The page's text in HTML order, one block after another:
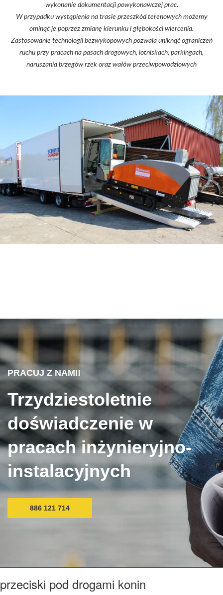
wykonanie dokumentacji powykonawczej prac.
W przypadku wystąpienia na trasie przeszkód terenowych możemy
ominąć je poprzez zmianę kierunku i głębokości wiercenia.
Zastosowanie technologii bezwykopowych pozwala uniknąć ograniczeń
ruchu przy pracach na pasach drogowych, lotniskach, parkingach,
naruszania brzegów rzek oraz wałów przeciwpowodziowych
PRACUJ Z NAMI!
Trzydziestoletnie
doświadczenie w
pracach inżynieryjno-
instalacyjnych
886 121 714
przeciski pod drogami konin